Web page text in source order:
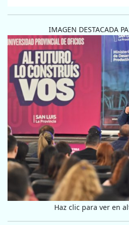
IMAGEN DESTACADA
Haz clic para ver en